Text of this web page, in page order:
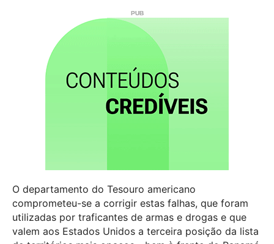
O departamento do Tesouro americano
comprometeu-se a corrigir estas falhas, que foram
utilizadas por traficantes de armas e drogas e que
valem aos Estados Unidos a terceira posição da lista